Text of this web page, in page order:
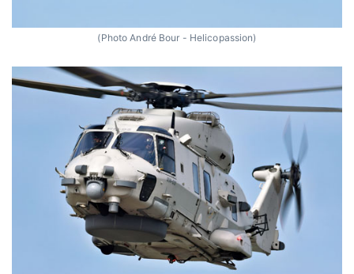
(Photo André Bour - Helicopassion)